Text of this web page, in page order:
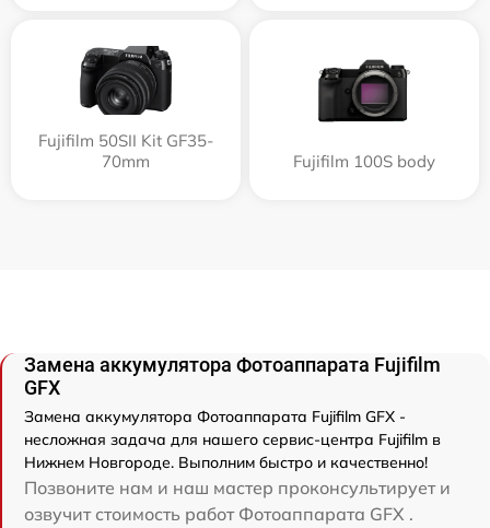
Fujifilm 50SII Kit GF35-
70mm
Fujifilm 100S body
Замена аккумулятора Фотоаппарата Fujifilm
GFX
Замена аккумулятора Фотоаппарата Fujifilm GFX -
несложная задача для нашего сервис-центра Fujifilm в
Нижнем Новгороде. Выполним быстро и качественно!
Позвоните нам и наш мастер проконсультирует и
озвучит стоимость работ Фотоаппарата GFX .